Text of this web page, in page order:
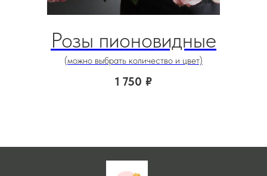
Розы пионовидные
(можно выбрать количество и цвет)
1 750 ₽